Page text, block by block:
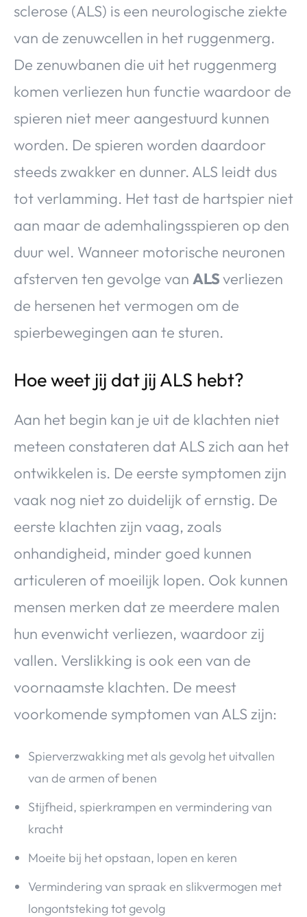
sclerose (ALS) is een neurologische ziekte
van de zenuwcellen in het ruggenmerg.
De zenuwbanen die uit het ruggenmerg
komen verliezen hun functie waardoor de
spieren niet meer aangestuurd kunnen
worden. De spieren worden daardoor
steeds zwakker en dunner. ALS leidt dus
tot verlamming. Het tast de hartspier niet
aan maar de ademhalingsspieren op den
duur wel. Wanneer motorische neuronen
afsterven ten gevolge van ALSverliezen
de hersenen het vermogen om de
spierbewegingen aan te sturen.
Hoe weet jij dat jij ALS hebt?
Aan het begin kan je uit de klachten niet
meteen constateren dat ALS zich aan het
ontwikkelen is. De eerste symptomen zijn
vaak nog niet zo duidelijk of ernstig. De
eerste klachten zijn vaag, zoals
onhandigheid, minder goed kunnen
articuleren of moeilijk lopen. Ook kunnen
mensen merken dat ze meerdere malen
hun evenwicht verliezen, waardoor zij
vallen. Verslikking is ook een van de
voornaamste klachten. De meest
voorkomende symptomen van ALS zijn:
Spierverzwakking met als gevolg het uitvallen
van de armen of benen
Stijfheid, spierkrampen en vermindering van
kracht
Moeite bij het opstaan, lopen en keren
Vermindering van spraak en slikvermogen met
longontsteking tot gevolg